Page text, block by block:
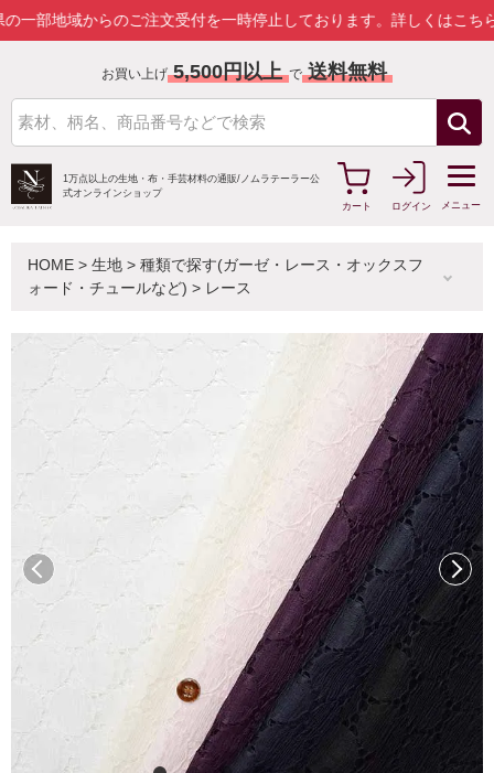
からのご注文受付を一時停止しております。詳しくはこちら
お買い上げ 5,500円以上 で 送料無料
1万点以上の生地・布・手芸材料の通販/ ノムラテーラー公
式オンラインショップ
カート
ログイン メニュー
HOME > 生地 > 種類で探す(ガーゼ・レース・オックスフ
ォード・チュールなど) > レース
前へ 次へ